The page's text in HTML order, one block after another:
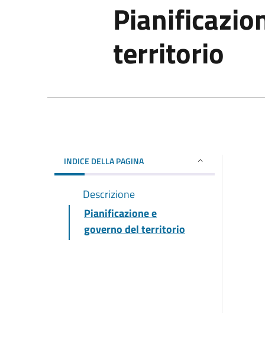
territorio
INDICE DELLA PAGINA
Descrizione
Pianificazione e
governo del territorio